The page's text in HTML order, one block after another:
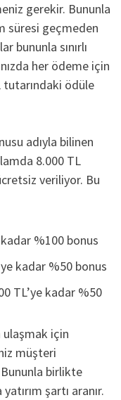
gerekir. Bununla
süresi geçmeden
bununla sınırlı
her ödeme için
tutarındaki ödüle
adıyla bilinen
8.000 TL
veriliyor. Bu
%100 bonus
kadar %50 bonus
TL’ye kadar %50
için
müşteri
birlikte
şartı aranır.